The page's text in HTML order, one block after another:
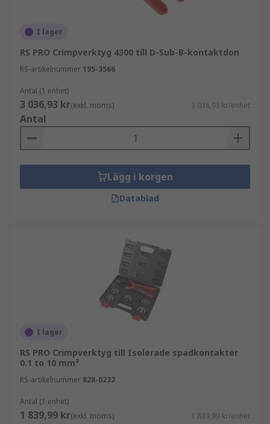
I lager
RS PRO Crimpverktyg 4300 till D-Sub-B-kontaktdon
RS-artikelnummer 195-3566
Antal (1 enhet)
3 036,93 kr(exkl. moms) 3 036,93 kr/enhet
Antal
Lägg i korgen
Datablad
I lager
RS PRO Crimpverktyg till Isolerade spadkontakter
0.1 to 10 mm²
RS-artikelnummer 828-0232
Antal (1 enhet)
1 839,99 kr(exkl. moms) 1 839,99 kr/enhet